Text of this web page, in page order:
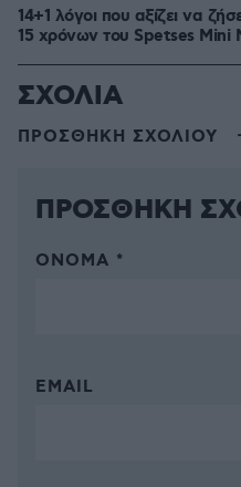
14+1 λόγοι που αξίζει να
15 χρόνων του Spetses Mini
ΣΧΟΛΙΑ
ΠΡΟΣΘΗΚΗ ΣΧΟΛΙΟΥ
ΠΡΟΣΘΗΚΗ
ΌΝΟΜΑ *
EMAIL